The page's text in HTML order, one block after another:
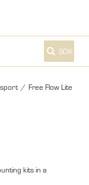
SÖK
/ Free Flow Lite
kits in a